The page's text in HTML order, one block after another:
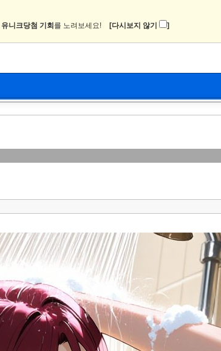
유니크당첨 기회 를 노려보세요! [다시보지 않기 ]